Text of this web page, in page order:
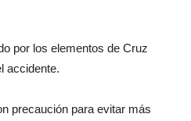
por los elementos de Cruz
accidente.
precaución para evitar más